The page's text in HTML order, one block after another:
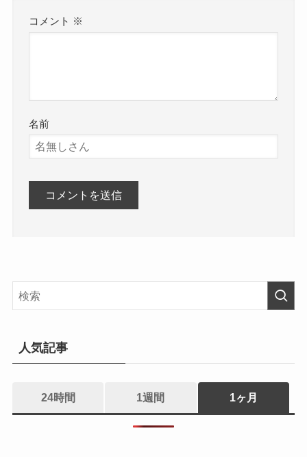
コメント ※
名前
人気記事
24時間 1週間 1ヶ月